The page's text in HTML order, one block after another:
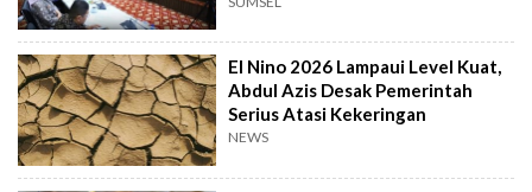
El Nino 2026 Lampaui Level Kuat,
Abdul Azis Desak Pemerintah
Serius Atasi Kekeringan
NEWS